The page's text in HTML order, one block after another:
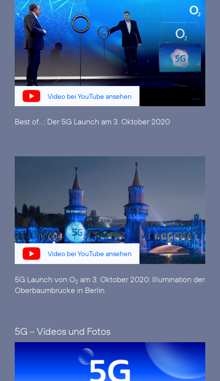
Video bei YouTube ansehen
Best of...: Der 5G Launch am 3. Oktober 2020
Video bei YouTube ansehen
5G Launch von O2 am 3. Oktober 2020: Illumination der
Oberbaumbrücke in Berlin
5G – Videos und Fotos